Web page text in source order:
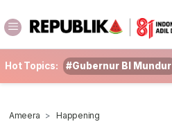
Hot Topics: #Gubernur BI Mundur
Ameera Happening